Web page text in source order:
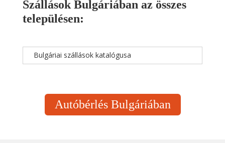
Szállások Bulgáriában az összes
településen:
Bulgáriai szállások katalógusa
Autóbérlés Bulgáriában